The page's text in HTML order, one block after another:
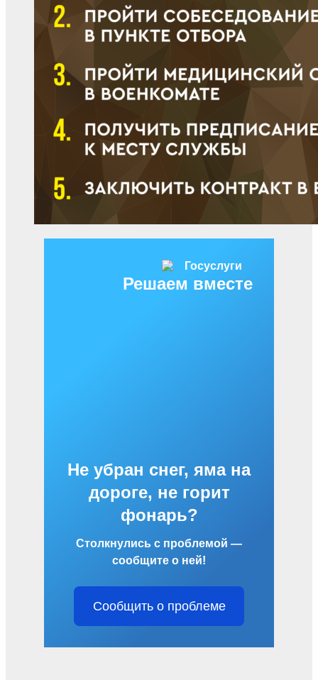
Решаем вместе
Не убран снег, яма на
дороге, не горит
фонарь?
Столкнулись с проблемой —
сообщите о ней!
Сообщить о проблеме